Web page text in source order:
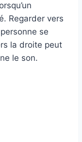
Regarder vers
se
la droite peut
le son.